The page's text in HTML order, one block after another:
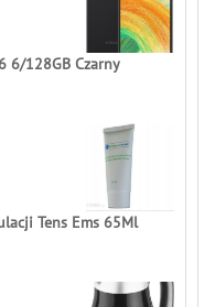
6/128GB Czarny
Tens Ems 65Ml